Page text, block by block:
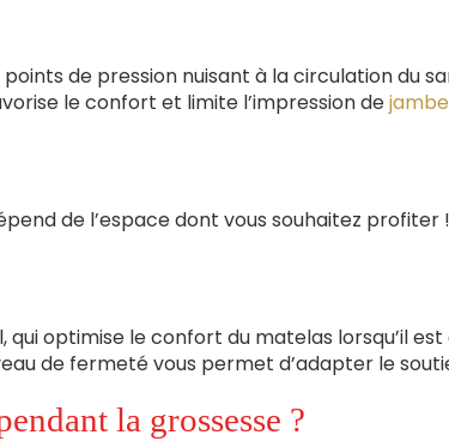
de pression nuisant à la circulation du
le confort et limite l’impression de
de l’espace dont vous souhaitez
optimise le confort du matelas lorsqu’il
de fermeté vous permet d’adapter le
la grossesse ?